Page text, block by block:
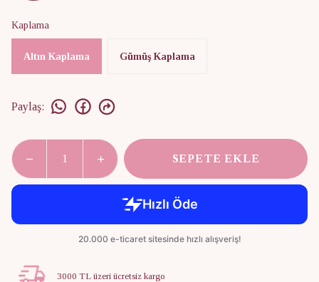
Kaplama
Altın Kaplama Gümüş Kaplama
Paylaş:
SEPETE EKLE
3000 TL üzeri ücretsiz kargo